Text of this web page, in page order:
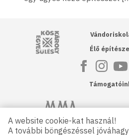
Kós Károly Egyesülés
Élő
Magyar Művészeti Akadémia
A website cookie-kat használ!
A további böngészéssel